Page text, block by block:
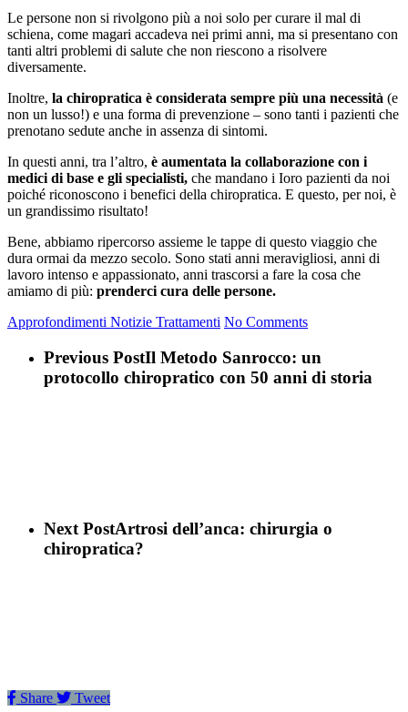
Le persone non si rivolgono più a noi solo per curare il mal di
schiena, come magari accadeva nei primi anni, ma si presentano con
tanti altri problemi di salute che non riescono a risolvere
diversamente.
Inoltre, la chiropratica è considerata sempre più una necessità (e
non un lusso!) e una forma di prevenzione – sono tanti i pazienti che
prenotano sedute anche in assenza di sintomi.
In questi anni, tra l’altro, è aumentata la collaborazione con i
medici di base e gli specialisti, che mandano i Ioro pazienti da noi
poiché riconoscono i benefici della chiropratica. E questo, per noi, è
un grandissimo risultato!
Bene, abbiamo ripercorso assieme le tappe di questo viaggio che
dura ormai da mezzo secolo. Sono stati anni meravigliosi, anni di
lavoro intenso e appassionato, anni trascorsi a fare la cosa che
amiamo di più: prenderci cura delle persone.
Approfondimenti Notizie Trattamenti No Comments
Previous PostIl Metodo Sanrocco: un
protocollo chiropratico con 50 anni di storia
Next PostArtrosi dell’anca: chirurgia o
chiropratica?
Share Tweet